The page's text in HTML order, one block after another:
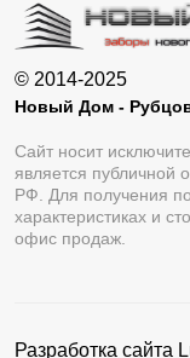
© 2014-2025
Новый Дом -
Сайт носит
является
РФ. Для получения
характеристиках и
офис продаж.
Разработка сайта